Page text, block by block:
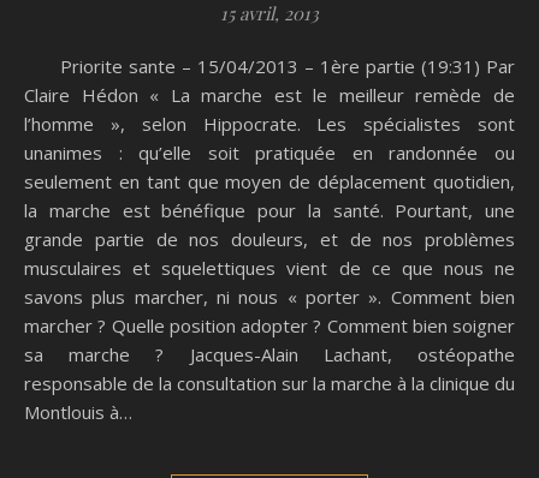
15 avril, 2013
Priorite sante – 15/04/2013 – 1ère partie (19:31) Par
Claire Hédon « La marche est le meilleur remède de
l’homme », selon Hippocrate. Les spécialistes sont
unanimes : qu’elle soit pratiquée en randonnée ou
seulement en tant que moyen de déplacement quotidien,
la marche est bénéfique pour la santé. Pourtant, une
grande partie de nos douleurs, et de nos problèmes
musculaires et squelettiques vient de ce que nous ne
savons plus marcher, ni nous « porter ». Comment bien
marcher ? Quelle position adopter ? Comment bien soigner
sa marche ? Jacques-Alain Lachant, ostéopathe
responsable de la consultation sur la marche à la clinique du
Montlouis à…